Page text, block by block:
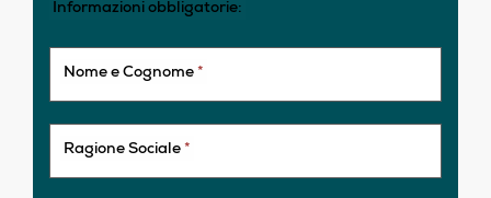
Informazioni obbligatorie:
Nome e Cognome *
Ragione Sociale *